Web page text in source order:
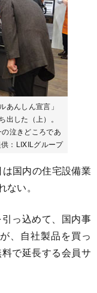
あんしん宣言」
出した（上）。
泣きどころであ
：LIXILグループ
国内の住宅設備業
い。
っ込めて、国内事
、自社製品を買っ
で延長する会員サ